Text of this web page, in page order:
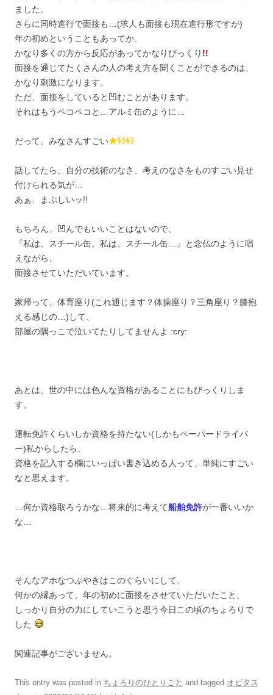
ました。
さらに同時進行で面接も…(求人も面接も現在進行形ですが)
年の初めということもあってか、
かなり多くの方から反応があってかなりびっくり !!
面接を通じてたくさんの人の考え方を聞くことができるのは、
かなり刺激になります。
ただ、面接をしていると凹むことがあります。
それはもうペコペコと…アルミ缶のように…
だって、みなさんすごい★ｷﾗｷﾗ
話してたら、自分の技術のなさ、考えのなさをものすごい見せ
付けられる気が…
あぁ、まぶしいッ!!
もちろん、凹んでもいいことはないので、
『私は、スチール缶。私は、スチール缶…』と念仏のように唱
えながら、
面接させていただいています。
家帰って、体育座り(これ通じます？体操座り？三角座り？膝抱
える感じの…)して、
部屋の隅っこで泣いてたりしてませんよ :cry:
あとは、世の中には色んな資格があることにもびっくりしま
す。
運転免許くらいしか資格を持たない(しかもペーパードライバ
ー)私からしたら、
資格を記入する欄にいっぱい書き込める人って、単純にすごい
なと思えます。
…何か資格取ろうかな…将来的に考えて船舶免許が一番いいか
な…
そんなアホなつぶやきはこのぐらいにして、
何かの縁あって、年の初めに面接をさせていただいたこと、
しっかり自分の力にしていこうと思う今日この頃のちょろりで
した
関連記事がございません。
This entry was posted in ちょろりのひとりごと and tagged オビタス